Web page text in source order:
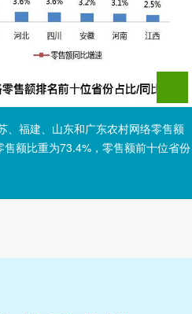
、福建、山东和广东农村网络零售额
额比重为73.4%，零售额前十位省份